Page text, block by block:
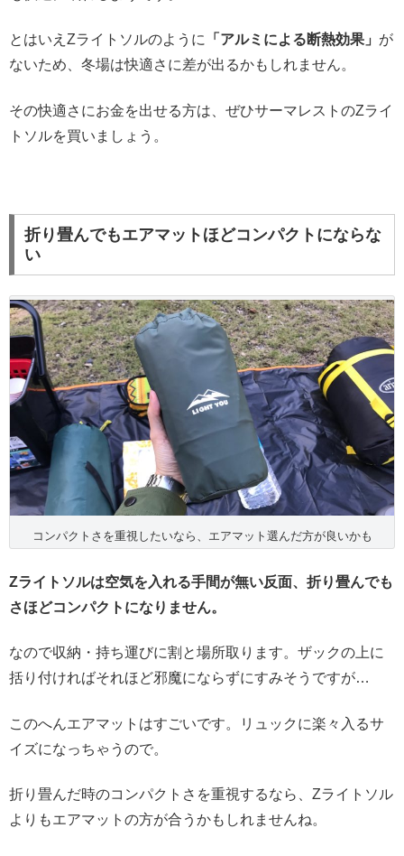
とはいえZライトソルのように 「アルミによる断熱効果」 が
ないため、冬場は快適さに差が出るかもしれません。
その快適さにお金を出せる方は、ぜひサーマレストのZライ
トソルを買いましょう。
折り畳んでもエアマットほどコンパクトにならな
い
コンパクトさを重視したいなら、エアマット選んだ方が良いかも
Zライトソルは空気を入れる手間が無い反面、折り畳んでも
さほどコンパクトになりません。
なので収納・持ち運びに割と場所取ります。ザックの上に
括り付ければそれほど邪魔にならずにすみそうですが…
このへんエアマットはすごいです。リュックに楽々入るサ
イズになっちゃうので。
折り畳んだ時のコンパクトさを重視するなら、Zライトソル
よりもエアマットの方が合うかもしれませんね。